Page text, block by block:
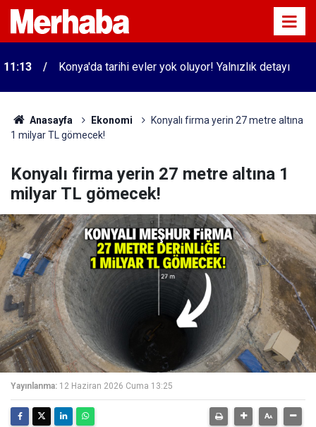
11:13 Konya'da tarihi evler yok oluyor! Yalnızlık detayı
Anasayfa Ekonomi
Konyalı firma yerin 27 metre altına
1 milyar TL gömecek!
Konyalı firma yerin 27 metre altına 1
milyar TL gömecek!
Yayınlanma: 12 Haziran 2026 Cuma 13:25